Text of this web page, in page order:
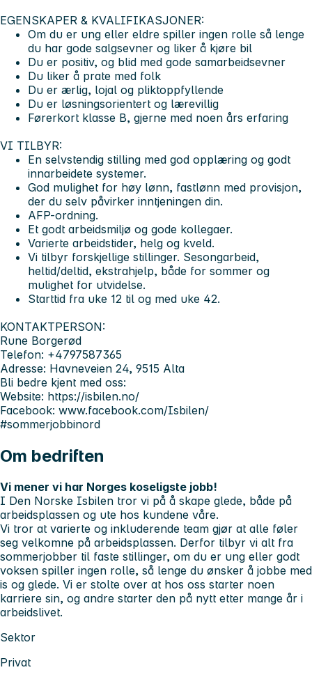
EGENSKAPER & KVALIFIKASJONER:
Om du er ung eller eldre spiller ingen rolle så lenge
du har gode salgsevner og liker å kjøre bil
Du er positiv, og blid med gode samarbeidsevner
Du liker å prate med folk
Du er ærlig, lojal og pliktoppfyllende
Du er løsningsorientert og lærevillig
Førerkort klasse B, gjerne med noen års erfaring
VI TILBYR:
En selvstendig stilling med god opplæring og godt
innarbeidete systemer.
God mulighet for høy lønn, fastlønn med provisjon,
der du selv påvirker inntjeningen din.
AFP-ordning.
Et godt arbeidsmiljø og gode kollegaer.
Varierte arbeidstider, helg og kveld.
Vi tilbyr forskjellige stillinger. Sesongarbeid,
heltid/deltid, ekstrahjelp, både for sommer og
mulighet for utvidelse.
Starttid fra uke 12 til og med uke 42.
KONTAKTPERSON:
Rune Borgerød
Telefon: +4797587365
Adresse: Havneveien 24, 9515 Alta
Bli bedre kjent med oss:
Website: https://isbilen.no/
Facebook: www.facebook.com/Isbilen/
#sommerjobbinord
Om bedriften
Vi mener vi har Norges koseligste jobb!
I Den Norske Isbilen tror vi på å skape glede, både på
arbeidsplassen og ute hos kundene våre.
Vi tror at varierte og inkluderende team gjør at alle føler
seg velkomne på arbeidsplassen. Derfor tilbyr vi alt fra
sommerjobber til faste stillinger, om du er ung eller godt
voksen spiller ingen rolle, så lenge du ønsker å jobbe med
is og glede. Vi er stolte over at hos oss starter noen
karriere sin, og andre starter den på nytt etter mange år i
arbeidslivet.
Sektor
Privat